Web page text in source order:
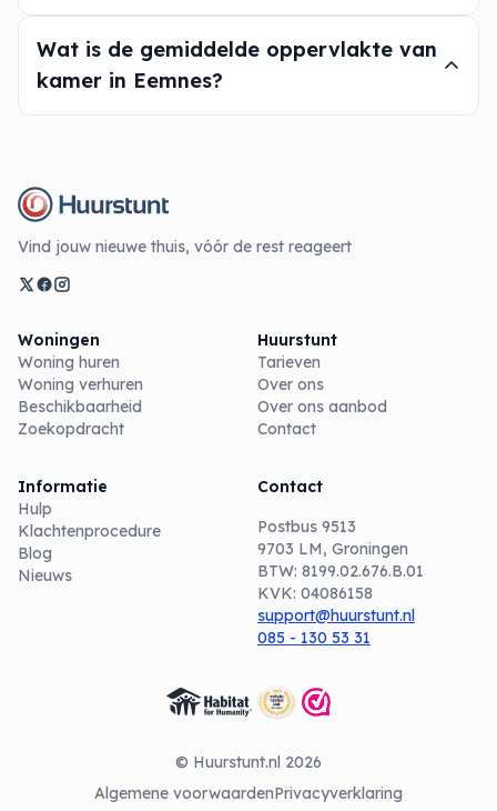
Wat is de gemiddelde oppervlakte van
kamer in Eemnes?
Vind jouw nieuwe thuis, vóór de rest reageert
Woningen
Woning huren
Woning verhuren
Beschikbaarheid
Zoekopdracht
Huurstunt
Tarieven
Over ons
Over ons aanbod
Contact
Informatie
Hulp
Klachtenprocedure
Blog
Nieuws
Contact
Postbus 9513
9703 LM, Groningen
BTW: 8199.02.676.B.01
KVK: 04086158
support@huurstunt.nl
085 - 130 53 31
© Huurstunt.nl 2026
Algemene voorwaardenPrivacyverklaring